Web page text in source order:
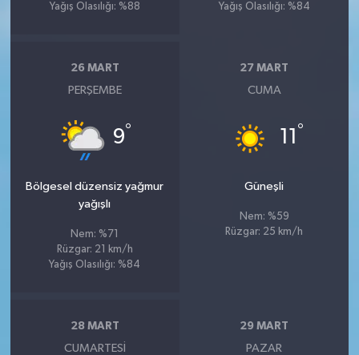
Yağış Olasılığı: %88
Yağış Olasılığı: %84
26 MART
PERŞEMBE
9°
Bölgesel düzensiz yağmur
yağışlı
Nem: %71
Rüzgar: 21 km/h
Yağış Olasılığı: %84
27 MART
CUMA
11 °
Güneşli
Nem: %59
Rüzgar: 25 km/h
28 MART
CUMARTESI
29 MART
PAZAR